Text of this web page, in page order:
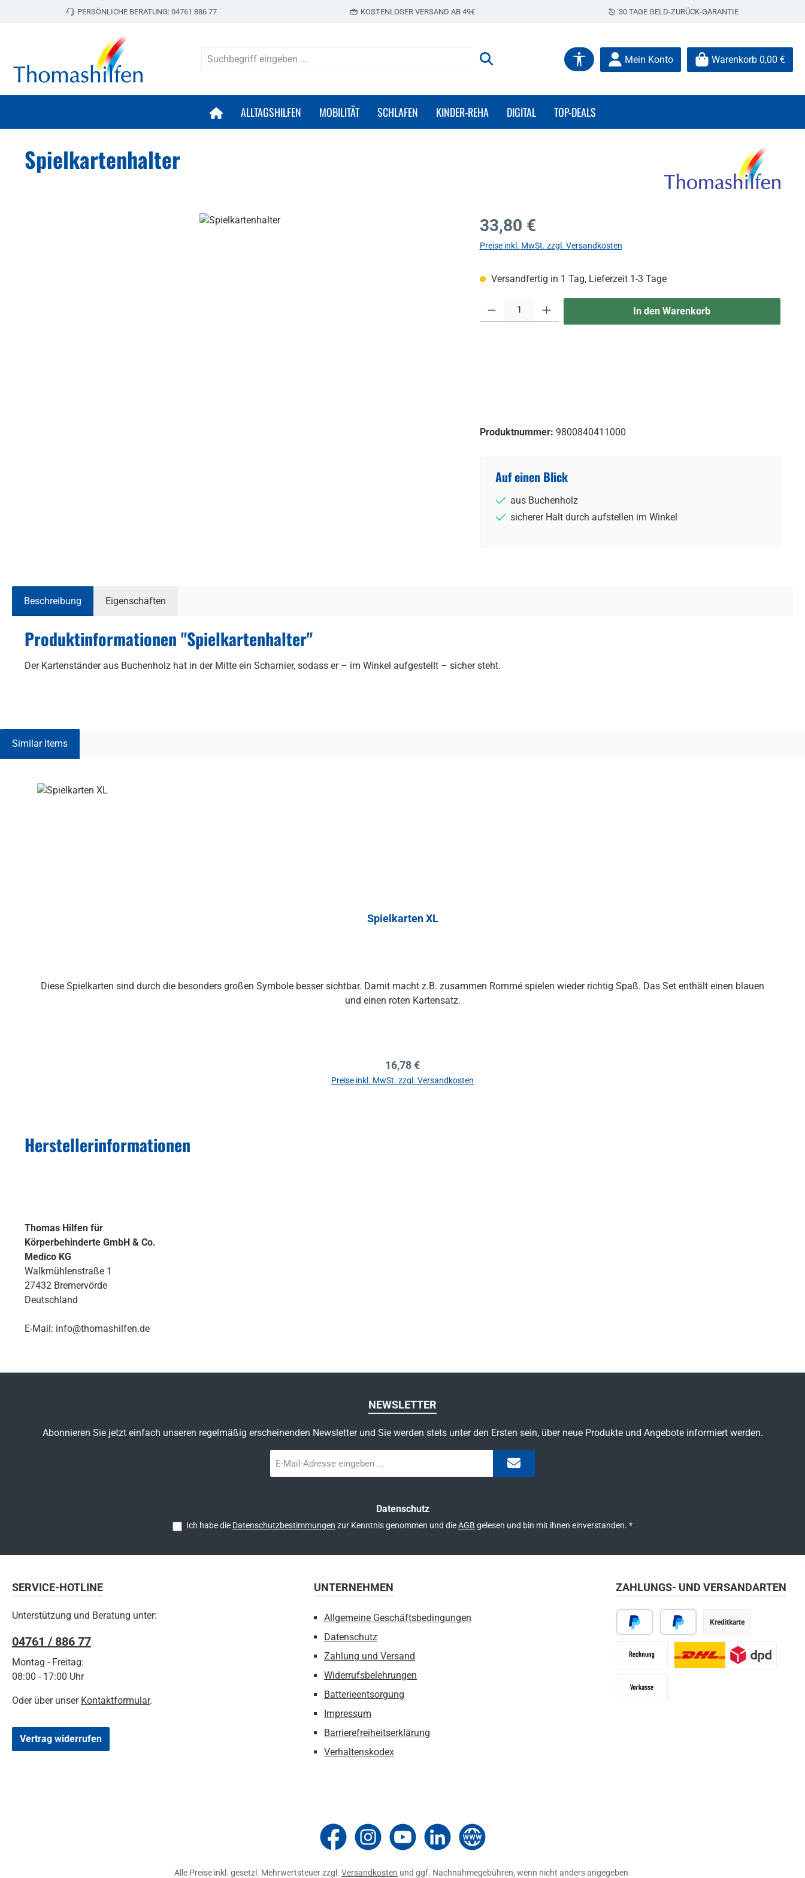
Hauptinhalt springen
Zur Suche springen
Zur Hauptnavigation springen
PERSÖNLICHE BERATUNG: 04761 886 77 KOSTENLOSER VERSAND AB 49€ 30 TAGE GELD-ZURÜCK-GARANTIE
Werkzeugleiste anzeigen
Mein Konto Warenkorb 0,00 €
ALLTAGSHILFEN MOBILITÄT SCHLAFEN KINDER-REHA DIGITAL TOP-DEALS
Spielkartenhalter
Regulärer Preis:
33,80 €
Preise inkl. MwSt. zzgl. Versandkosten
Versandfertig in 1 Tag, Lieferzeit 1-3 Tage
In den Warenkorb
Produktnummer: 9800840411000
Auf einen Blick
aus Buchenholz
sicherer Halt durch aufstellen im Winkel
Beschreibung Eigenschaften
Produktinformationen "Spielkartenhalter"
Der Kartenständer aus Buchenholz hat in der Mitte ein Scharnier, sodass er – im Winkel aufgestellt – sicher steht.
Similar Items
Spielkarten XL
Diese Spielkarten sind durch die besonders großen Symbole besser sichtbar. Damit macht z.B. zusammen Rommé spielen wieder richtig Spaß. Das Set enthält einen blauen
und einen roten Kartensatz.
Regulärer Preis:
16,78 €
Preise inkl. MwSt. zzgl. Versandkosten
Herstellerinformationen
Thomas Hilfen für
Körperbehinderte GmbH & Co.
Medico KG
Walkmühlenstraße 1
27432 Bremervörde
Deutschland
E-Mail: info@thomashilfen.de
NEWSLETTER
Abonnieren Sie jetzt einfach unseren regelmäßig erscheinenden Newsletter und Sie werden stets unter den Ersten sein, über neue Produkte und Angebote informiert werden.
Mail-
Datenschutz
Ich habe die Datenschutzbestimmungen zur Kenntnis genommen und dieAGB gelesen und bin mit ihnen einverstanden. *
SERVICE-HOTLINE
Unterstützung und Beratung unter:
04761 / 886 77
Montag - Freitag:
08:00 - 17:00 Uhr
Oder über unser Kontaktformular.
Vertrag widerrufen
UNTERNEHMEN
Allgemeine Geschäftsbedingungen
Datenschutz
Zahlung und Versand
Widerrufsbelehrungen
Batterieentsorgung
Impressum
Barrierefreiheitserklärung
Verhaltenskodex
ZAHLUNGS- UND VERSANDARTEN
Später bezahlen
Kreditkarte
Thomashilfen bei Facebook
Thomashilfen bei Instagram
Thomashilfen bei YouTube
Thomashilfen bei LinkedIn
Zur Website von Thomashilfen
Alle Preise inkl. gesetzl. Mehrwertsteuer zzgl. Versandkosten und ggf. Nachnahmegebühren, wenn nicht anders angegeben.